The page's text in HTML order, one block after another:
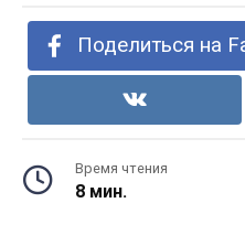
Поделиться на
Время чтения
8 мин.